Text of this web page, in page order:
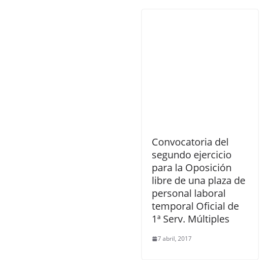
Convocatoria del
segundo ejercicio
para la Oposición
libre de una plaza de
personal laboral
temporal Oficial de
1ª Serv. Múltiples
7 abril, 2017